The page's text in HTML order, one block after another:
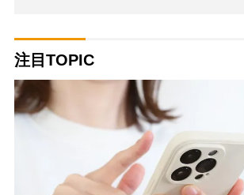
注目TOPIC